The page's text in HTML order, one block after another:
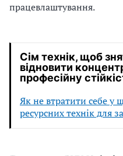
працевлаштування.
Сім технік, щоб
відновити
професійну
Як не втратити себе у
ресурсних технік для